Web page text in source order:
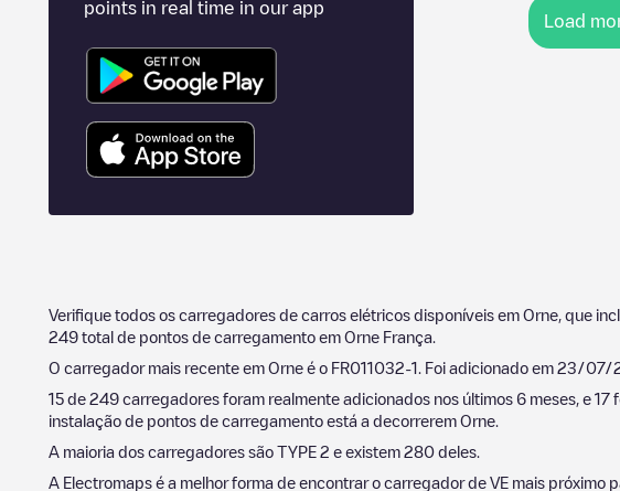
points in real time in our app
Load
Verifique todos os carregadores de carros elétricos disponíveis em Orne , que
249 total de pontos de carregamento em Orne França
O carregador mais recente em Orne é o FR011032-1 . Foi adicionado em 23/07/
15 de 249 carregadores foram realmente adicionados nos últimos 6 meses, e 17
instalação de pontos de carregamento está a decorrerem Orne
A maioria dos carregadores são TYPE 2 e existem 280 deles.
A Electromaps é a melhor forma de encontrar o carregador de VE mais próximo